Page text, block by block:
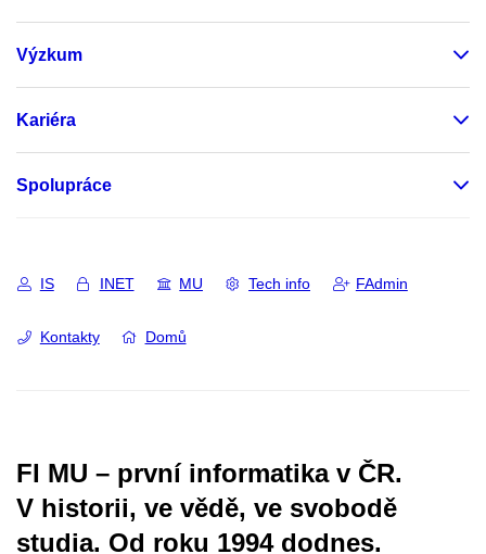
Výzkum
Kariéra
Spolupráce
IS INET MU Tech info FAdmin
Kontakty Domů
FI MU – první informatika v ČR.
V historii, ve vědě, ve svobodě
studia. Od roku 1994 dodnes.